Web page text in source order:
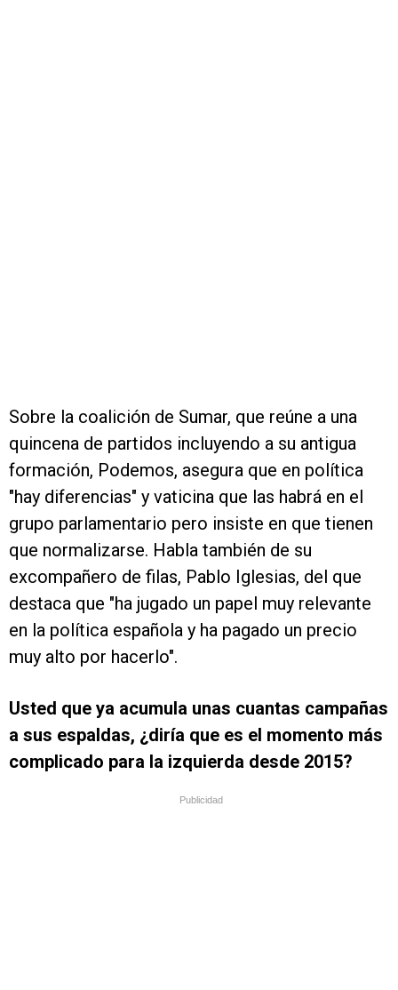
Sobre la coalición de Sumar, que reúne a una
quincena de partidos incluyendo a su antigua
formación, Podemos, asegura que en política
"hay diferencias" y vaticina que las habrá en el
grupo parlamentario pero insiste en que tienen
que normalizarse. Habla también de su
excompañero de filas, Pablo Iglesias, del que
destaca que "ha jugado un papel muy relevante
en la política española y ha pagado un precio
muy alto por hacerlo".
Usted que ya acumula unas cuantas campañas
a sus espaldas, ¿diría que es el momento más
complicado para la izquierda desde 2015?
Publicidad